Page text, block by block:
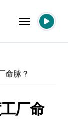
命脉？
厂命